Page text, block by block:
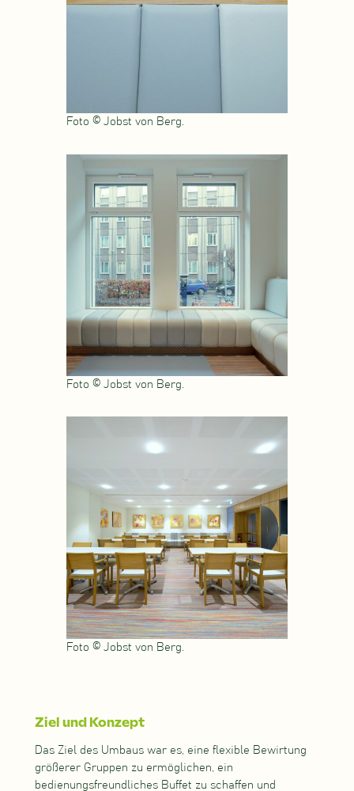
Foto © Jobst von Berg.
Foto © Jobst von Berg.
Foto © Jobst von Berg.
Ziel und Konzept
Das Ziel des Umbaus war es, eine flexible Bewirtung
größerer Gruppen zu ermöglichen, ein
bedienungsfreundliches Buffet zu schaffen und